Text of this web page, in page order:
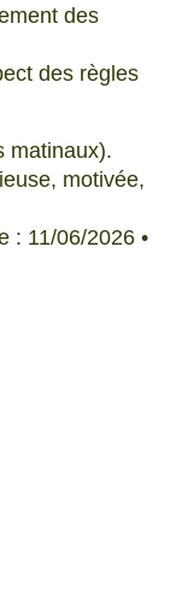
des
des règles
matinaux).
motivée,
: 11/06/2026 •